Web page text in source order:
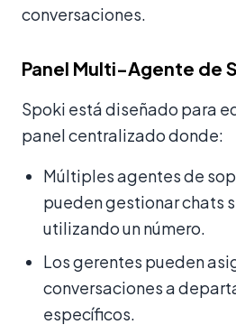
conversaciones.
Panel Multi-Agente de
Spoki está diseñado para
panel centralizado donde:
Múltiples agentes de
pueden gestionar chats
utilizando un número.
Los gerentes pueden
conversaciones a
específicos.